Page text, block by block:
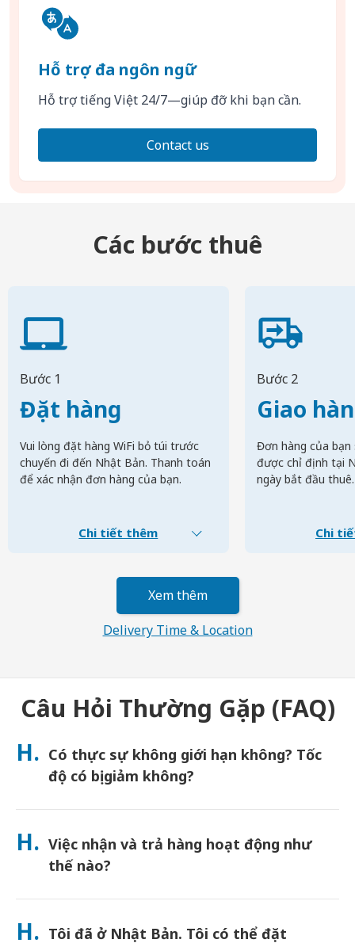
Hỗ trợ đa ngôn ngữ
Hỗ trợ tiếng Việt 24/7—giúp đỡ khi bạn cần.
Contact us
Các bước thuê
Bước 1
Đặt hàng
Vui lòng đặt hàng WiFi bỏ túi trước
chuyến đi đến Nhật Bản. Thanh toán
để xác nhận đơn hàng của bạn.
Chi tiết thêm
Bước 2
Giao
Đơn hàng của
được chỉ định tại
ngày bắt đầu thuê.
Chi
Xem thêm
Delivery Time & Location
Câu Hỏi Thường Gặp (FAQ)
H. Có thực sự không giới hạn không? Tốc
độ có bị giảm không?
Dung lượng thực sự không giới hạn và Japan Wireless không
thông. Bạn có thể sử dụng bao nhiêu dung lượng tùy thích suốt
cả ngày. (Giống như bất kỳ mạng di động nào, tắc nghẽn nhà
mạng tạm thời có thể ảnh hưởng đến tốc độ). Nếu xảy ra việc
H. Việc nhận và trả hàng hoạt động như
thế nào?
Nhận tại các sân bay chính, hoặc chọn giao hàng đến khách
hành). Đã bao gồm phong bì trả hàng miễn cước—chỉ cần thả
H. Tôi đã ở Nhật Bản. Tôi có thể đặt